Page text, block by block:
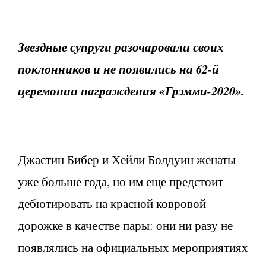
Звездные супруги разочаровали своих
поклонников и не появились на 62-й
церемонии награждения «Грэмми-2020».
Джастин Бибер и Хейли Болдуин женаты
уже больше года, но им еще предстоит
дебютировать на красной ковровой
дорожке в качестве пары: они ни разу не
появлялись на официальных мероприятиях